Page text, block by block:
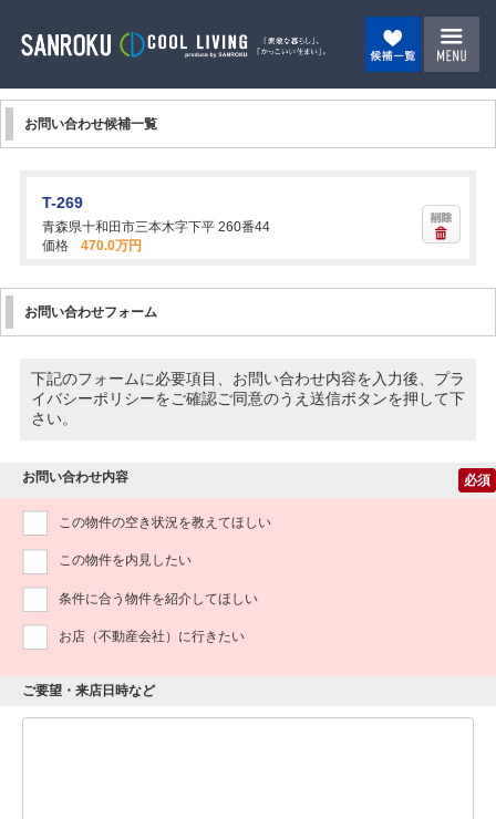
お問い合わせ候補一覧
T-269
青森県十和田市三本木字下平 260番44
価格
470.0万円
お問い合わせフォーム
下記のフォームに必要項目、お問い合わせ内容を入力後、プラ
イバシーポリシーをご確認ご同意のうえ送信ボタンを押して下
さい。
お問い合わせ内容 必須
この物件の空き状況を教えてほしい
この物件を内見したい
条件に合う物件を紹介してほしい
お店（不動産会社）に行きたい
ご要望・来店日時など